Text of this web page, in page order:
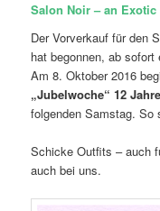
Salon Noir – an
Der Vorverkauf für den
hat begonnen, ab
Am 8. Oktober 2016
„Jubelwoche“ 12
folgenden Samstag. So
Schicke Outfits – auch
auch bei uns.